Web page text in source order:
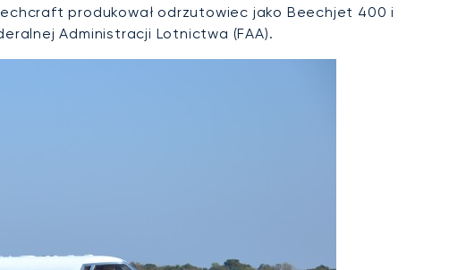
produkował odrzutowiec jako Beechjet 400 i
Administracji Lotnictwa (FAA).